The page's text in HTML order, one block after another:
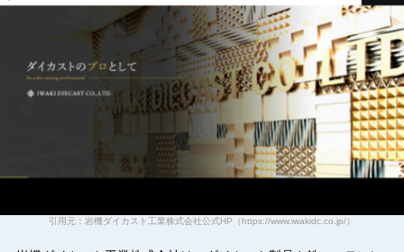
引用元：岩機ダイカスト工業株式会社公式HP（https://www.iwakidc.co.jp/）